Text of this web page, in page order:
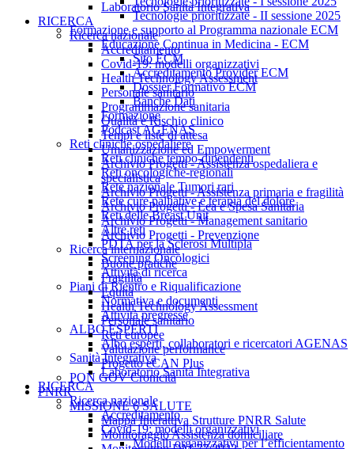
Laboratorio Sanità Integrativa
RICERCA
Ricerca nazionale
Accreditamento
Covid-19: modelli organizzativi
Health Technology Assessment
Personale sanitario
Programmazione sanitaria
Qualità e Rischio clinico
Tempi e liste di attesa
Umanizzazione ed Empowerment
Archivio Progetti - Assistenza ospedaliera e
specialistica
Archivio Progetti - Assistenza primaria e fragilità
Archivio Progetti - Lea e Spesa Sanitaria
Archivio Progetti - Management sanitario
Archivio Progetti - Prevenzione
Ricerca internazionale
Buone pratiche
Fragilità
Equità
Health Technology Assessment
Personale sanitario
Reti europee
Valutazione performance
Progetto eCAN Plus
PON GOV Cronicità
PNRR
MISSIONE 6 SALUTE
Mappa Interattiva Strutture PNRR Salute
Monitoraggio Assistenza domiciliare
Tecnologie prioritizzate - II sessione 2025
Formazione e supporto al Programma nazionale ECM
Educazione Continua in Medicina - ECM
Sito ECM
Accreditamento Provider ECM
Dossier Formativo ECM
Banche Dati
Formazione
Podcast AGENAS
Reti cliniche ospedaliere
Reti cliniche tempo-dipendenti
Reti oncologiche-regionali
Rete nazionale Tumori rari
Rete cure palliative e terapia del dolore
Reti delle Breast Unit
Altre reti
PDTA per la Sclerosi Multipla
Screening Oncologici
Attività di ricerca
Piani di Rientro e Riqualificazione
Normativa e documenti
Attività pregresse
ALBO ESPERTI
Albo esperti, collaboratori e ricercatori AGENAS
Sanità Integrativa
Laboratorio Sanità Integrativa
RICERCA
Ricerca nazionale
Accreditamento
Covid-19: modelli organizzativi
Modelli organizzativi per l’efficientamento